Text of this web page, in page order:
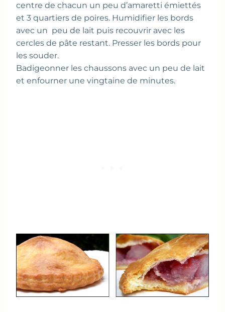
centre de chacun un peu d’amaretti émiettés
et 3 quartiers de poires. Humidifier les bords
avec un peu de lait puis recouvrir avec les
cercles de pâte restant. Presser les bords pour
les souder.
Badigeonner les chaussons avec un peu de lait
et enfourner une vingtaine de minutes.